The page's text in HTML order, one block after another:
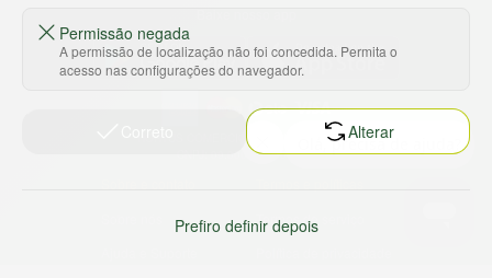
HORTUS COMERCIO DE ALIMENTOS S.A
CNPJ: 09.000.493/0002-15
Termos de serviço
Permissão negada
A permissão de localização não foi concedida. Permita o
acesso nas configurações do navegador.
Alterar
Prefiro definir depois